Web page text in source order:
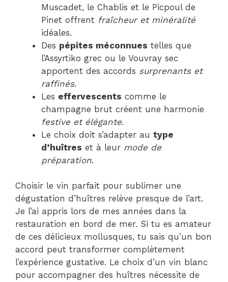
Muscadet, le Chablis et le Picpoul de
Pinet offrent fraîcheur et minéralité
idéales.
Des pépites méconnues telles que
l’Assyrtiko grec ou le Vouvray sec
apportent des accords surprenants et
raffinés.
Les effervescents comme le
champagne brut créent une harmonie
festive et élégante.
Le choix doit s’adapter au type
d’huîtres et à leur mode de
préparation.
Choisir le vin parfait pour sublimer une
dégustation d’huîtres relève presque de l’art.
Je l’ai appris lors de mes années dans la
restauration en bord de mer. Si tu es amateur
de ces délicieux mollusques, tu sais qu’un bon
accord peut transformer complètement
l’expérience gustative. Le choix d’un vin blanc
pour accompagner des huîtres nécessite de